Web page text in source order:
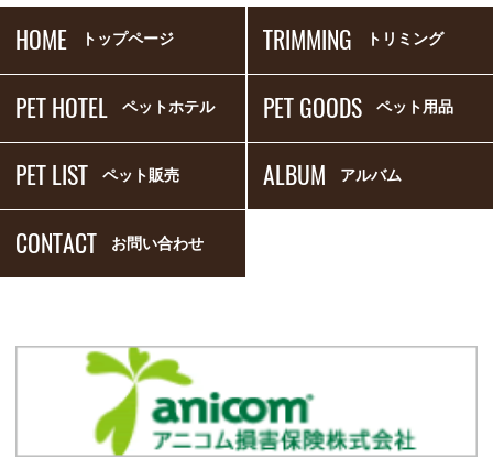
HOME トップページ TRIMMING トリミング
PET HOTEL ペットホテル PET GOODS ペット用品
PET LIST ペット販売 ALBUM アルバム
CONTACT お問い合わせ